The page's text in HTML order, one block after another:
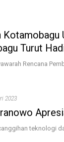
Turut
Rencana
2023
teknologi